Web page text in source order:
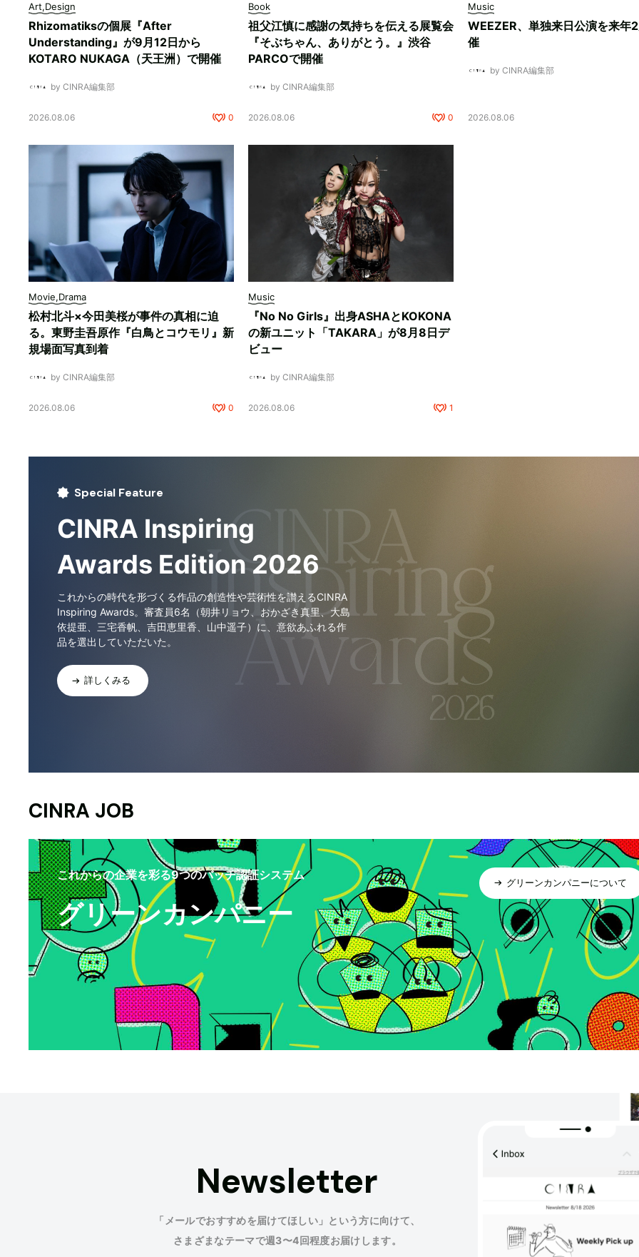
Art,Design
Rhizomatiksの個展『After
Understanding』が9月12日から
KOTARO NUKAGA（天王洲）で開催
by CINRA編集部
2026.08.06 0
Book
祖父江慎に感謝の気持ちを伝える展覧会
『そぶちゃん、ありがとう。』渋谷
PARCOで開催
by CINRA編集部
2026.08.06 0
Music
WEEZER、単独来日公演を来年
催
by CINRA編集部
2026.08.06
Movie,Drama
松村北斗×今田美桜が事件の真相に迫
る。東野圭吾原作『白鳥とコウモリ』新
規場面写真到着
by CINRA編集部
2026.08.06 0
Music
『No No Girls』出身ASHAとKOKONA
の新ユニット「TAKARA」が8月8日デ
ビュー
by CINRA編集部
2026.08.06 1
Special Feature
CINRA Inspiring
Awards Edition 2026
これからの時代を形づくる作品の創造性や芸術性を讃えるCINRA
Inspiring Awards。審査員6名（朝井リョウ、おかざき真里、大島
依提亜、三宅香帆、吉田恵里香、山中遥子）に、意欲あふれる作
品を選出していただいた。
詳しくみる
CINRA JOB
これからの企業を彩る9つのバッヂ認証システム
グリーンカンパニー
グリーンカンパニーについて
Newsletter
「メールでおすすめを届けてほしい」という方に向けて、
さまざまなテーマで週3〜4回程度お届けします。